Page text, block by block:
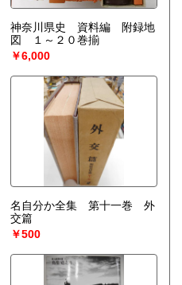
神奈川県史 資料編 附録地
図 １～２０巻揃
￥6,000
名自分か全集 第十一巻 外
交篇
￥500